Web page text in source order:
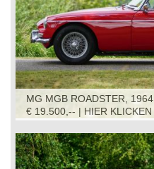
MG MGB ROADSTER, 1964
€ 19.500,-- | HIER KLICKEN